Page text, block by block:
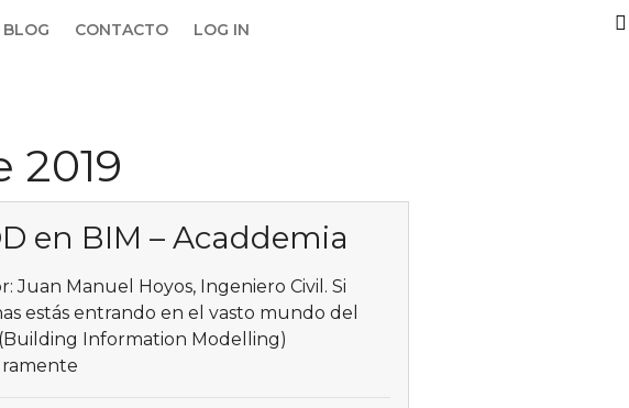
BLOG CONTACTO LOG IN
2019
en BIM – Acaddemia
Juan Manuel Hoyos, Ingeniero Civil. Si
estás entrando en el vasto mundo del
Information Modelling)